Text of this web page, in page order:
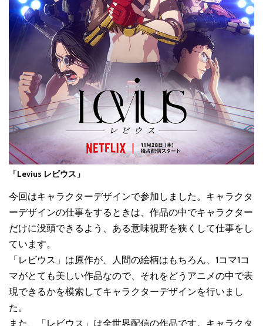
「Levius レビウス」
今回はキャラクターデザインで参加しました。キャラクタ
ーデザインの仕事をするときは、作品の中でキャラクター
だけに没頭できるよう、ある意味視野を狭くして仕事をし
ています。
「レビウス」は原作が、人間の絵柄はもちろん、1コマ1コ
マがとても美しい作品なので、それをどうアニメの中で表
現できるかを模索してキャラクターデザインを行いまし
た。
また、「レビウス」は全世界配信の作品です。キャラクタ